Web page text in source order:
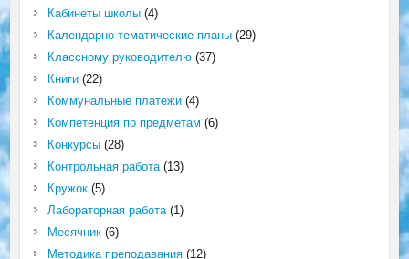
Кабинеты школы(4)
Календарно-тематические планы(29)
Классному руководителю(37)
Книги(22)
Коммунальные платежи(4)
Компетенция по предметам (6)
Конкурсы(28)
Контрольная работа(13)
Кружок(5)
Лабораторная работа(1)
Месячник(6)
Методика преподавания(12)